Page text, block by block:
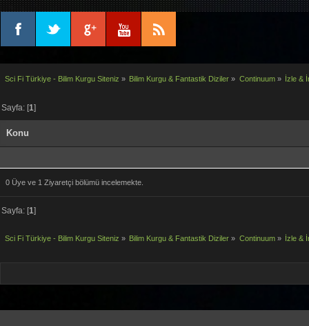
Sci Fi Türkiye - Bilim Kurgu Siteniz » Bilim Kurgu & Fantastik Diziler » Continuum» İzle &
Sayfa: [1]
Konu
0 Üye ve 1 Ziyaretçi bölümü incelemekte.
Sayfa: [1]
Sci Fi Türkiye - Bilim Kurgu Siteniz » Bilim Kurgu & Fantastik Diziler » Continuum» İzle &